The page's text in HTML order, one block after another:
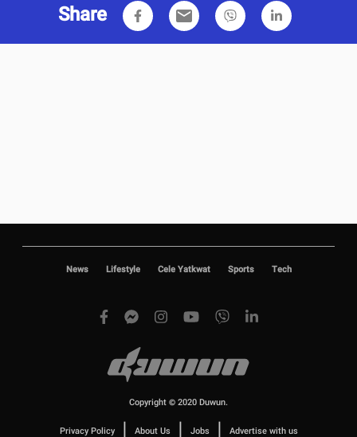
Share email
News Lifestyle Cele Yatkwat Sports Tech
Copyright © 2020 Duwun.
Privacy Policy | About Us | Jobs | Advertise with us